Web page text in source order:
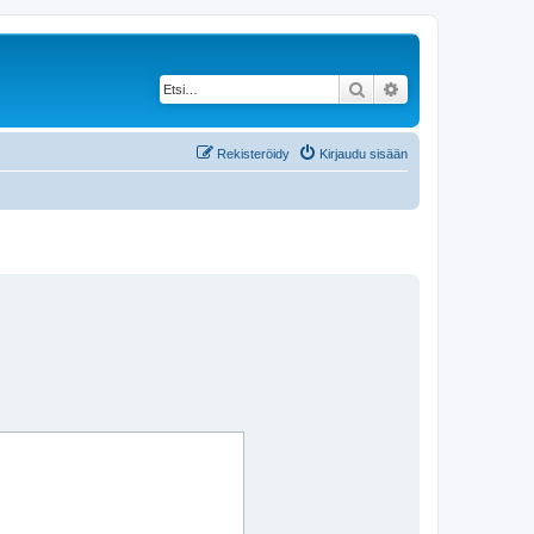
Etsi
Kirjaudu sisään
Rekisteröidy